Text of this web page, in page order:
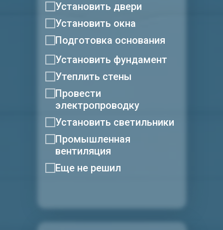
Установить двери
Установить окна
Подготовка основания
Установить фундамент
Утеплить стены
Провести
электропроводку
Установить светильники
Промышленная
вентиляция
Еще не решил